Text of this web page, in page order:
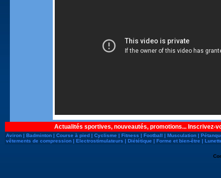
Actualités sportives, nouveautés, promotions... Inscrivez-
Aviron | Badminton | Course à pied | Cyclisme | Fitness | Football | Musculation |
vêtements de compression | Electrostimulateurs | Diététique | Forme et bien-être |